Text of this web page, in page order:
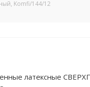
Komfi/144/12
латексные